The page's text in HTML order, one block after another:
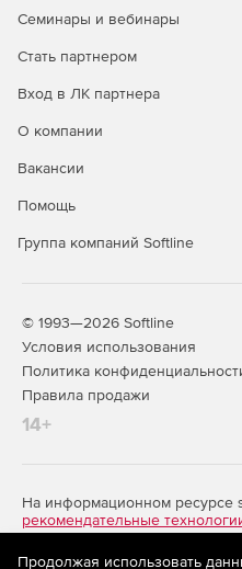
Семинары и вебинары
Стать партнером
Вход в ЛК партнера
О компании
Вакансии
Помощь
Группа компаний Softline
© 1993—2026 Softline
Условия использования
Политика
Правила продажи
14+
На информационном ресурсе
рекомендательные
предоставления информации
систематизации и анализа
Продолжая использовать